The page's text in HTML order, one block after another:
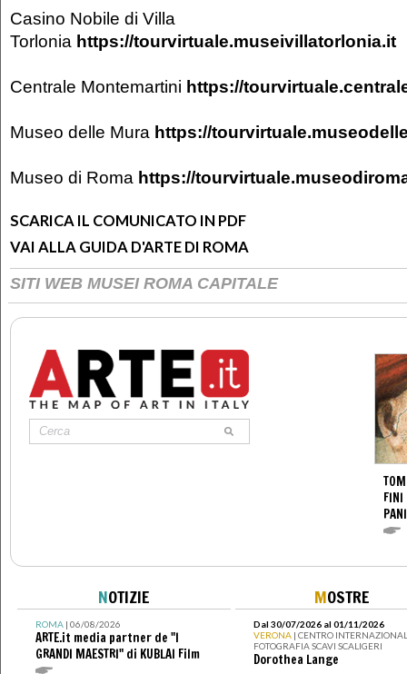
Casino Nobile di Villa
Torlonia https://tourvirtuale.museivillatorlonia.it
Centrale Montemartini https://
Museo delle Mura https://
Museo di Roma https://
SCARICA IL COMUNICATO IN PDF
VAI ALLA GUIDA D'ARTE DI ROMA
SITI WEB MUSEI ROMA CAPITALE
FINI
NOTIZIE
ROMA| 06/08/2026
ARTE.it media partner de "I
GRANDI MAESTRI" di KUBLAI Film
MOSTRE
Dal 30/07/2026 al 01/11/2026
VERONA | CENTRO
FOTOGRAFIA SCAVI SCALIGERI
Dorothea Lange